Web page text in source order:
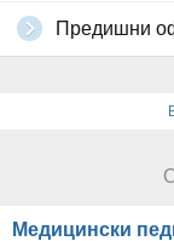
Предишни
Медицински